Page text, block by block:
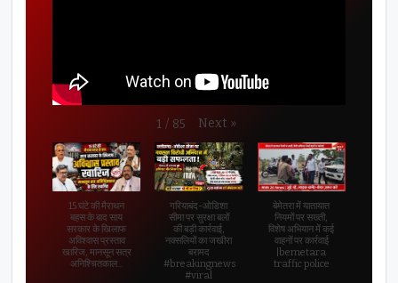
1 / 85 Next »
15 घंटे की मैराथन
बहस के बाद साय
सरकार के खिलाफ
अविश्वास प्रस्ताव
खारिज, मानसून सत्र
अनिश्चितकाल...
गरियाबंद-ओडिशा
सीमा पर सुरक्षा बलों
की बड़ी कार्रवाई,
नक्सलियों का जखीरा
बरामद
#breakingnews
#viral
बेमेतरा में यातायात
नियमों पर सख्ती,
विशेष अभियान में कई
वाहनों पर कार्रवाई
|bemetara
traffic police